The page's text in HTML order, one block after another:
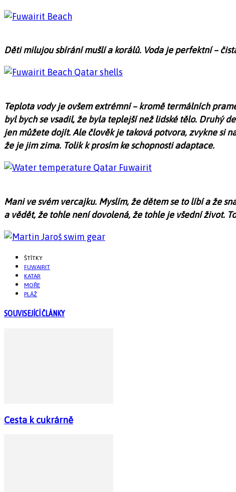
Děti milujou sbírání mušlí a korálů. Voda je perfektní –
Teplota vody je ovšem extrémní – kromě termálních
byl bych se vsadil, že byla teplejší než lidské tělo. Druhý
jen můžete dojít. Ale člověk je taková potvora, zvykne si
že je jim zima. Tolik k prosím ke schopnosti adaptace.
Mani ve svém vercajku. Myslím, že dětem se to líbí a že
a vědět, že tohle není dovolená, že tohle je všední život.
ŠTÍTKY
FUWAIRIT
KATAR
MOŘE
PLÁŽ
SOUVISEJÍCÍ ČLÁNKY
Cesta k cukrárně